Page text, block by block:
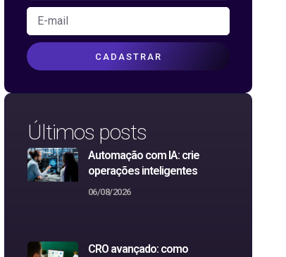
CADASTRAR
Últimos posts
Automação com IA: crie
operações inteligentes
06/08/2026
CRO avançado: como